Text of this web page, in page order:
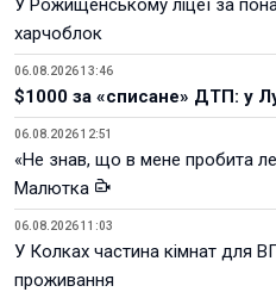
У Рожищенському ліцеї за
харчоблок
06.08.2026 13:46
$1000 за «списане» ДТП: у
06.08.2026 12:51
«Не знав, що в мене пробита
Малютка
06.08.2026 11:03
У Колках частина кімнат для
проживання